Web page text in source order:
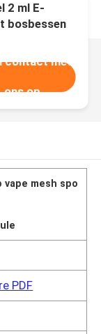
2 ml E-
bosbessen
contact met
ons op
mesh spo
PDF